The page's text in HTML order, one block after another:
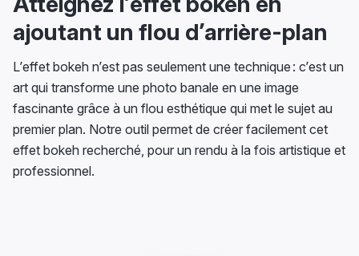
ajoutant un flou d’arrière-plan
L’effet bokeh n’est pas seulement une technique : c’est un
art qui transforme une photo banale en une image
fascinante grâce à un flou esthétique qui met le sujet au
premier plan. Notre outil permet de créer facilement cet
effet bokeh recherché, pour un rendu à la fois artistique et
professionnel.